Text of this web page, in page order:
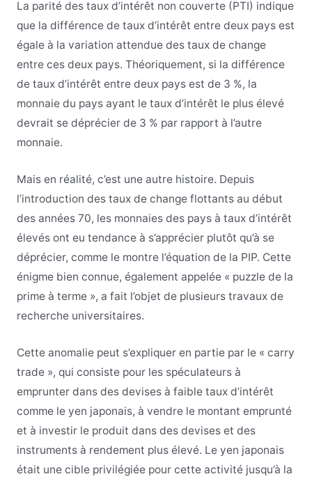
La parité des taux d’intérêt non couverte (PTI) indique
que la différence de taux d’intérêt entre deux pays est
égale à la variation attendue des taux de change
entre ces deux pays. Théoriquement, si la différence
de taux d’intérêt entre deux pays est de 3 %, la
monnaie du pays ayant le taux d’intérêt le plus élevé
devrait se déprécier de 3 % par rapport à l’autre
monnaie.
Mais en réalité, c’est une autre histoire. Depuis
l’introduction des taux de change flottants au début
des années 70, les monnaies des pays à taux d’intérêt
élevés ont eu tendance à s’apprécier plutôt qu’à se
déprécier, comme le montre l’équation de la PIP. Cette
énigme bien connue, également appelée « puzzle de la
prime à terme », a fait l’objet de plusieurs travaux de
recherche universitaires.
Cette anomalie peut s’expliquer en partie par le « carry
trade », qui consiste pour les spéculateurs à
emprunter dans des devises à faible taux d’intérêt
comme le yen japonais, à vendre le montant emprunté
et à investir le produit dans des devises et des
instruments à rendement plus élevé. Le yen japonais
était une cible privilégiée pour cette activité jusqu’à la